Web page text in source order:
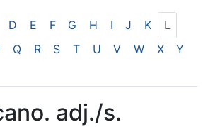
estadísticas de las visitas.
D E F G H I J K
L
Q R S T U V W X
Y
adj./s.